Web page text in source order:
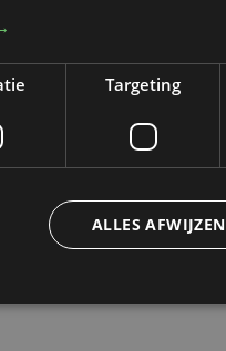
Targeting
ALLES AFWIJZEN